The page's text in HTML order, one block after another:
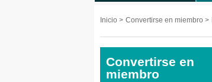
Inicio > Convertirse en miembro >
Convertirse en
miembro